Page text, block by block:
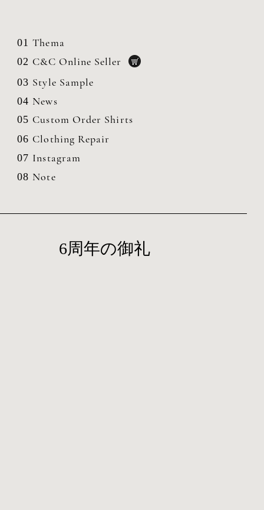
01 Thema
02 C&C Online Seller
03 Style Sample
04 News
05 Custom Order Shirts
06 Clothing Repair
07 Instagram
08 Note
6周年の御礼